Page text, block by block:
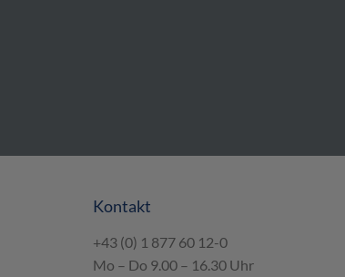
Kontakt
+43 (0) 1 877 60 12-0
Mo – Do 9.00 – 16.30 Uhr